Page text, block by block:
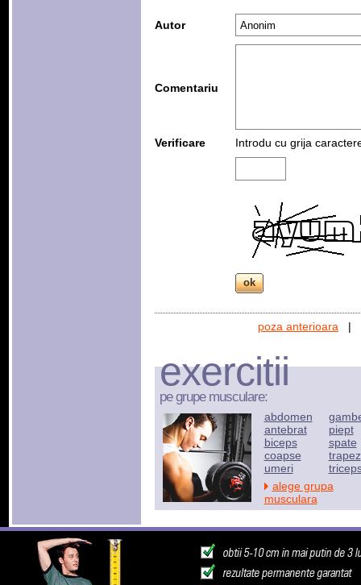
Autor
Comentariu
Verificare Introdu cu grija
poza anterioara |
exercitii
pe grupe musculare:
abdomen
antebrat
biceps
coapse
umeri
piept
spate
trapez
alege grupa
musculara